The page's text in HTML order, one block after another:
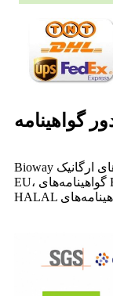
گواهینامه
Bioway گواهینامه‌هایی مانند گواهینامه‌های ارگانیک USDA و
EU، گواهینامه‌های BRC، گواهینامه‌های ISO، گواهینامه‌های